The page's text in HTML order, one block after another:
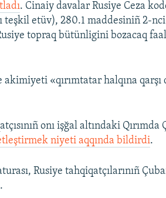
. Cinaiy davalar Rusiye Ceza
teşkil etüv), 280.1 maddesiniñ 2-nci
topraq bütünligini bozacaq
«qırımtatar halqına qarşı
onı işğal altındaki Qırımda
niyeti aqqında bildirdi.
Rusiye tahqiqatçılarınıñ